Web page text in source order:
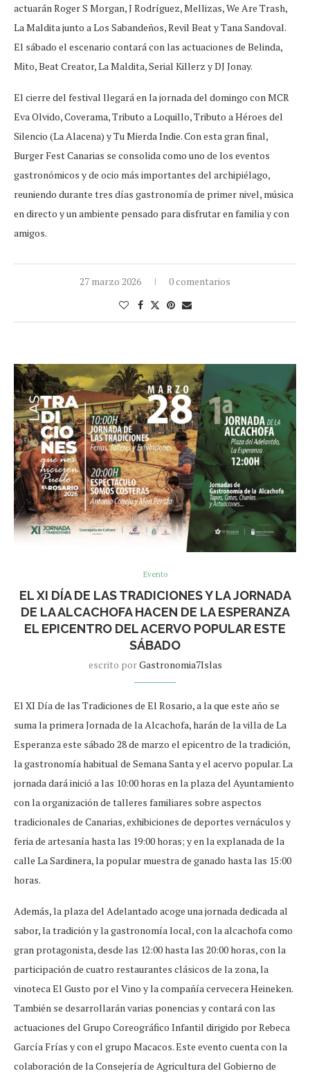
actuarán Roger S Morgan, J Rodríguez, Mellizas, We Are Trash,
La Maldita junto a Los Sabandeños, Revil Beat y Tana Sandoval.
El sábado el escenario contará con las actuaciones de Belinda,
Mito, Beat Creator, La Maldita, Serial Killerz y DJ Jonay.
El cierre del festival llegará en la jornada del domingo con MCR
Eva Olvido, Coverama, Tributo a Loquillo, Tributo a Héroes del
Silencio (La Alacena) y Tu Mierda Indie. Con esta gran final,
Burger Fest Canarias se consolida como uno de los eventos
gastronómicos y de ocio más importantes del archipiélago,
reuniendo durante tres días gastronomía de primer nivel, música
en directo y un ambiente pensado para disfrutar en familia y con
amigos.
27 marzo 2026 0 comentarios
Evento
EL XI DÍA DE LAS TRADICIONES Y LA JORNADA
DE LA ALCACHOFA HACEN DE LA ESPERANZA
EL EPICENTRO DEL ACERVO POPULAR ESTE
SÁBADO
escrito porGastronomia7Islas
El XI Día de las Tradiciones de El Rosario, a la que este año se
suma la primera Jornada de la Alcachofa, harán de la villa de La
Esperanza este sábado 28 de marzo el epicentro de la tradición,
la gastronomía habitual de Semana Santa y el acervo popular. La
jornada dará inició a las 10:00 horas en la plaza del Ayuntamiento
con la organización de talleres familiares sobre aspectos
tradicionales de Canarias, exhibiciones de deportes vernáculos y
feria de artesanía hasta las 19:00 horas; y en la explanada de la
calle La Sardinera, la popular muestra de ganado hasta las 15:00
horas.
Además, la plaza del Adelantado acoge una jornada dedicada al
sabor, la tradición y la gastronomía local, con la alcachofa como
gran protagonista, desde las 12:00 hasta las 20:00 horas, con la
participación de cuatro restaurantes clásicos de la zona, la
vinoteca El Gusto por el Vino y la compañía cervecera Heineken.
También se desarrollarán varias ponencias y contará con las
actuaciones del Grupo Coreográfico Infantil dirigido por Rebeca
García Frías y con el grupo Macacos. Este evento cuenta con la
colaboración de la Consejería de Agricultura del Gobierno de